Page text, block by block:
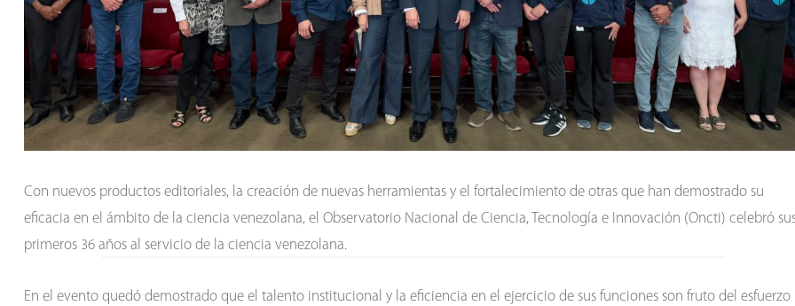
Con nuevos productos editoriales, la creación de nuevas herramientas y el fortalecimiento de otras que han demostrado su
eficacia en el ámbito de la ciencia venezolana, el Observatorio Nacional de Ciencia, Tecnología e Innovación (Oncti) celebró
primeros 36 años al servicio de la ciencia venezolana.
En el evento quedó demostrado que el talento institucional y la eficiencia en el ejercicio de sus funciones son fruto del esfuerzo